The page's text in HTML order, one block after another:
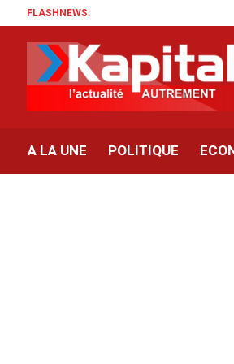
FLASHNEWS:
A LA UNE POLITIQUE